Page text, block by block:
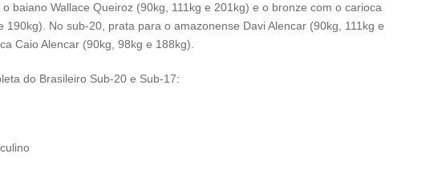
baiano Wallace Queiroz (90kg, 111kg e 201kg) e o bronze com o carioca
190kg). No sub-20, prata para o amazonense Davi Alencar (90kg, 111kg e
Caio Alencar (90kg, 98kg e 188kg).
do Brasileiro Sub-20 e Sub-17: